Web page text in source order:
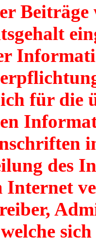
für die
des